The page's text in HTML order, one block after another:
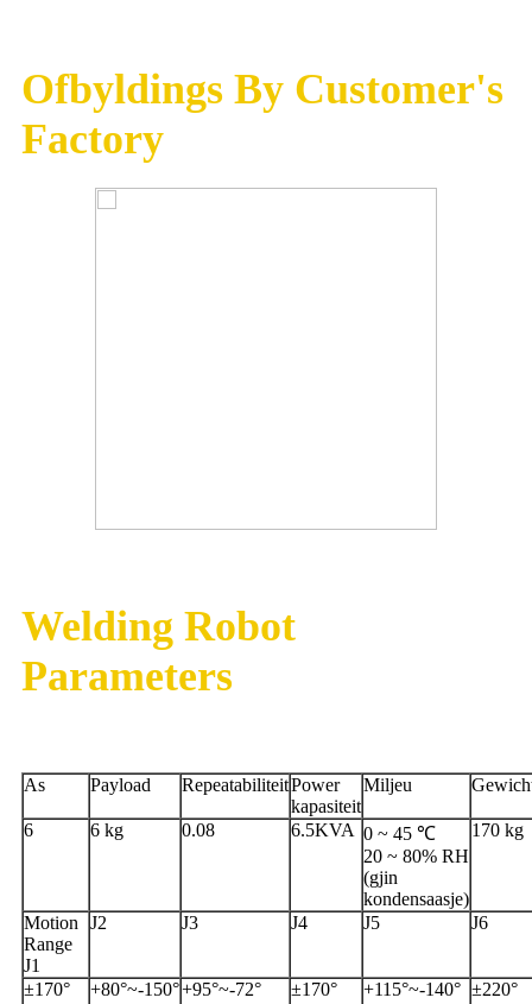
Ofbyldings By Customer's
Factory
Welding Robot
Parameters
As Payload RepeatabiliteitPower
kapasiteit
Miljeu
6 6 kg 0.08 6.5KVA 0 ~ 45 ℃
20 ~ 80% RH
(gjin
kondensaasje)
170 kg
Motion
Range
J1
J2 J3 J4 J5 J6
±170° +80°~-150°+95°~-72° ±170° +115°~-140° ±220°